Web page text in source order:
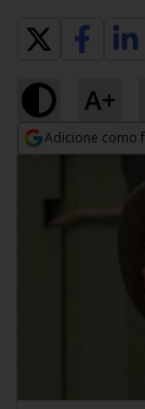
A+
Adicione como